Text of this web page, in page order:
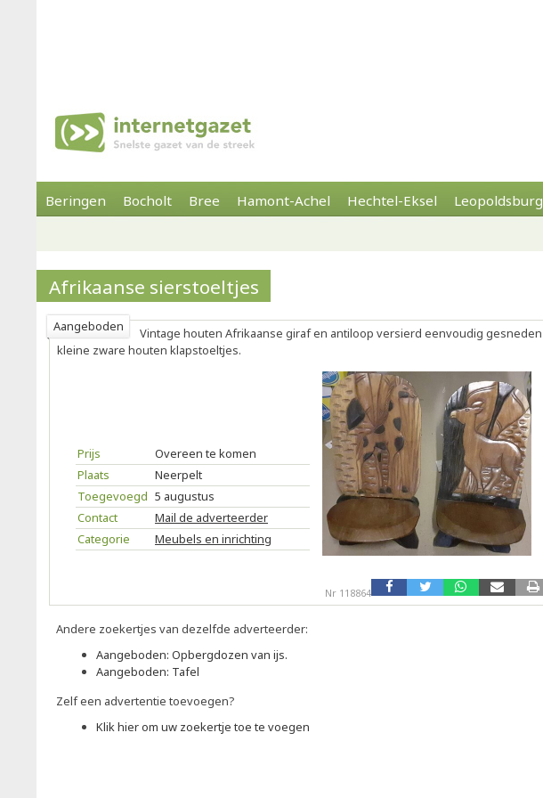
Beringen Bocholt Bree Hamont-Achel Hechtel-Eksel Leopoldsburg
Afrikaanse sierstoeltjes
Aangeboden
Vintage houten Afrikaanse giraf en antiloop versierd eenvoudig gesneden
kleine zware houten klapstoeltjes.
Prijs
Overeen te komen
Plaats
Neerpelt
Toegevoegd 5 augustus
Contact
Mail de adverteerder
Categorie
Meubels en inrichting
Nr 118864
Andere zoekertjes van dezelfde adverteerder:
Aangeboden: Opbergdozen van ijs.
Aangeboden: Tafel
Zelf een advertentie toevoegen?
Klik hier om uw zoekertje toe te voegen